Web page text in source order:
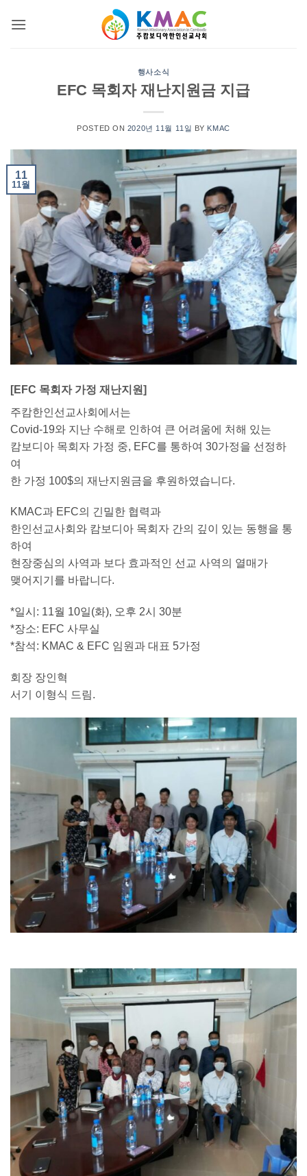
행사소식
EFC 목회자 재난지원금 지급
POSTED ON 2020년 11월 11일 BY KMAC
11
11월
[EFC 목회자 가정 재난지원]
주캄한인선교사회에서는
Covid-19와 지난 수해로 인하여 큰 어려움에 처해 있는
캄보디아 목회자 가정 중, EFC를 통하여 30가정을 선정하
여
한 가정 100$의 재난지원금을 후원하였습니다.
KMAC과 EFC의 긴밀한 협력과
한인선교사회와 캄보디아 목회자 간의 깊이 있는 동행을 통
하여
현장중심의 사역과 보다 효과적인 선교 사역의 열매가
맺어지기를 바랍니다.
*일시: 11월 10일(화), 오후 2시 30분
*장소: EFC 사무실
*참석: KMAC & EFC 임원과 대표 5가정
회장 장인혁
서기 이형식 드림.